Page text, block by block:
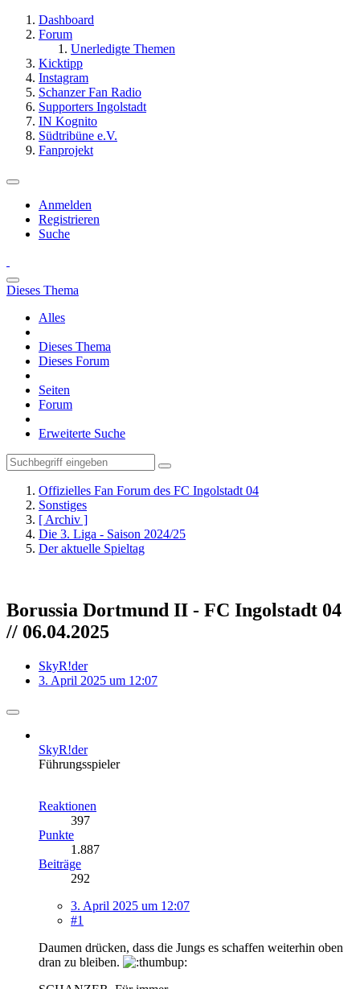
Dashboard
Forum
Unerledigte Themen
Kicktipp
Instagram
Schanzer Fan Radio
Supporters Ingolstadt
IN Kognito
Südtribüne e.V.
Fanprojekt
Anmelden
Registrieren
Suche
Dieses Thema
Alles
Dieses Thema
Dieses Forum
Seiten
Forum
Erweiterte Suche
Offizielles Fan Forum des FC Ingolstadt 04
Sonstiges
[ Archiv ]
Die 3. Liga - Saison 2024/25
Der aktuelle Spieltag
Borussia Dortmund II - FC Ingolstadt 04
// 06.04.2025
SkyR!der
3. April 2025 um 12:07
SkyR!der
Führungsspieler
Reaktionen
397
Punkte
1.887
Beiträge
292
3. April 2025 um 12:07
#1
Daumen drücken, dass die Jungs es schaffen weiterhin oben
dran zu bleiben.